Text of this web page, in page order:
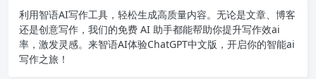
利用智语AI写作工具，轻松生成高质量内容。无论是文章、博客
还是创意写作，我们的免费 AI 助手都能帮助你提升写作效ai
率，激发灵感。来智语AI体验ChatGPT中文版 ，开启你的智能ai
写作之旅！